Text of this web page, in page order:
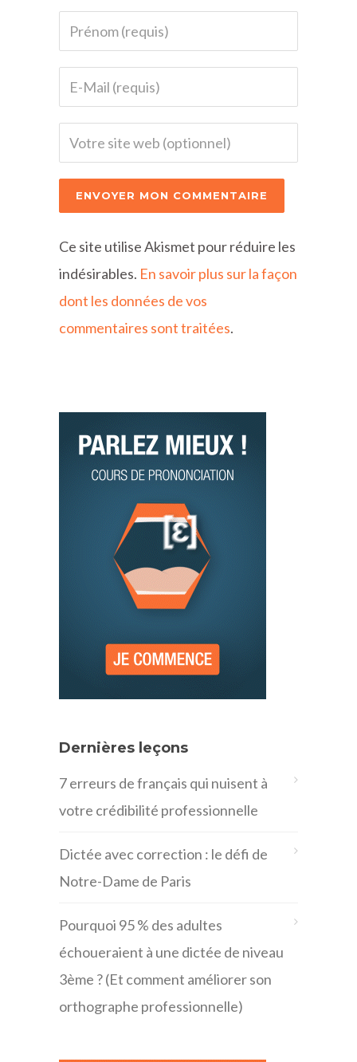
Ce site utilise Akismet pour réduire les
indésirables. En savoir plus sur la façon
dont les données de vos
commentaires sont traitées.
Dernières leçons
7 erreurs de français qui nuisent à
votre crédibilité professionnelle
Dictée avec correction : le défi de
Notre-Dame de Paris
Pourquoi 95 % des adultes
échoueraient à une dictée de niveau
3ème ? (Et comment améliorer son
orthographe professionnelle)